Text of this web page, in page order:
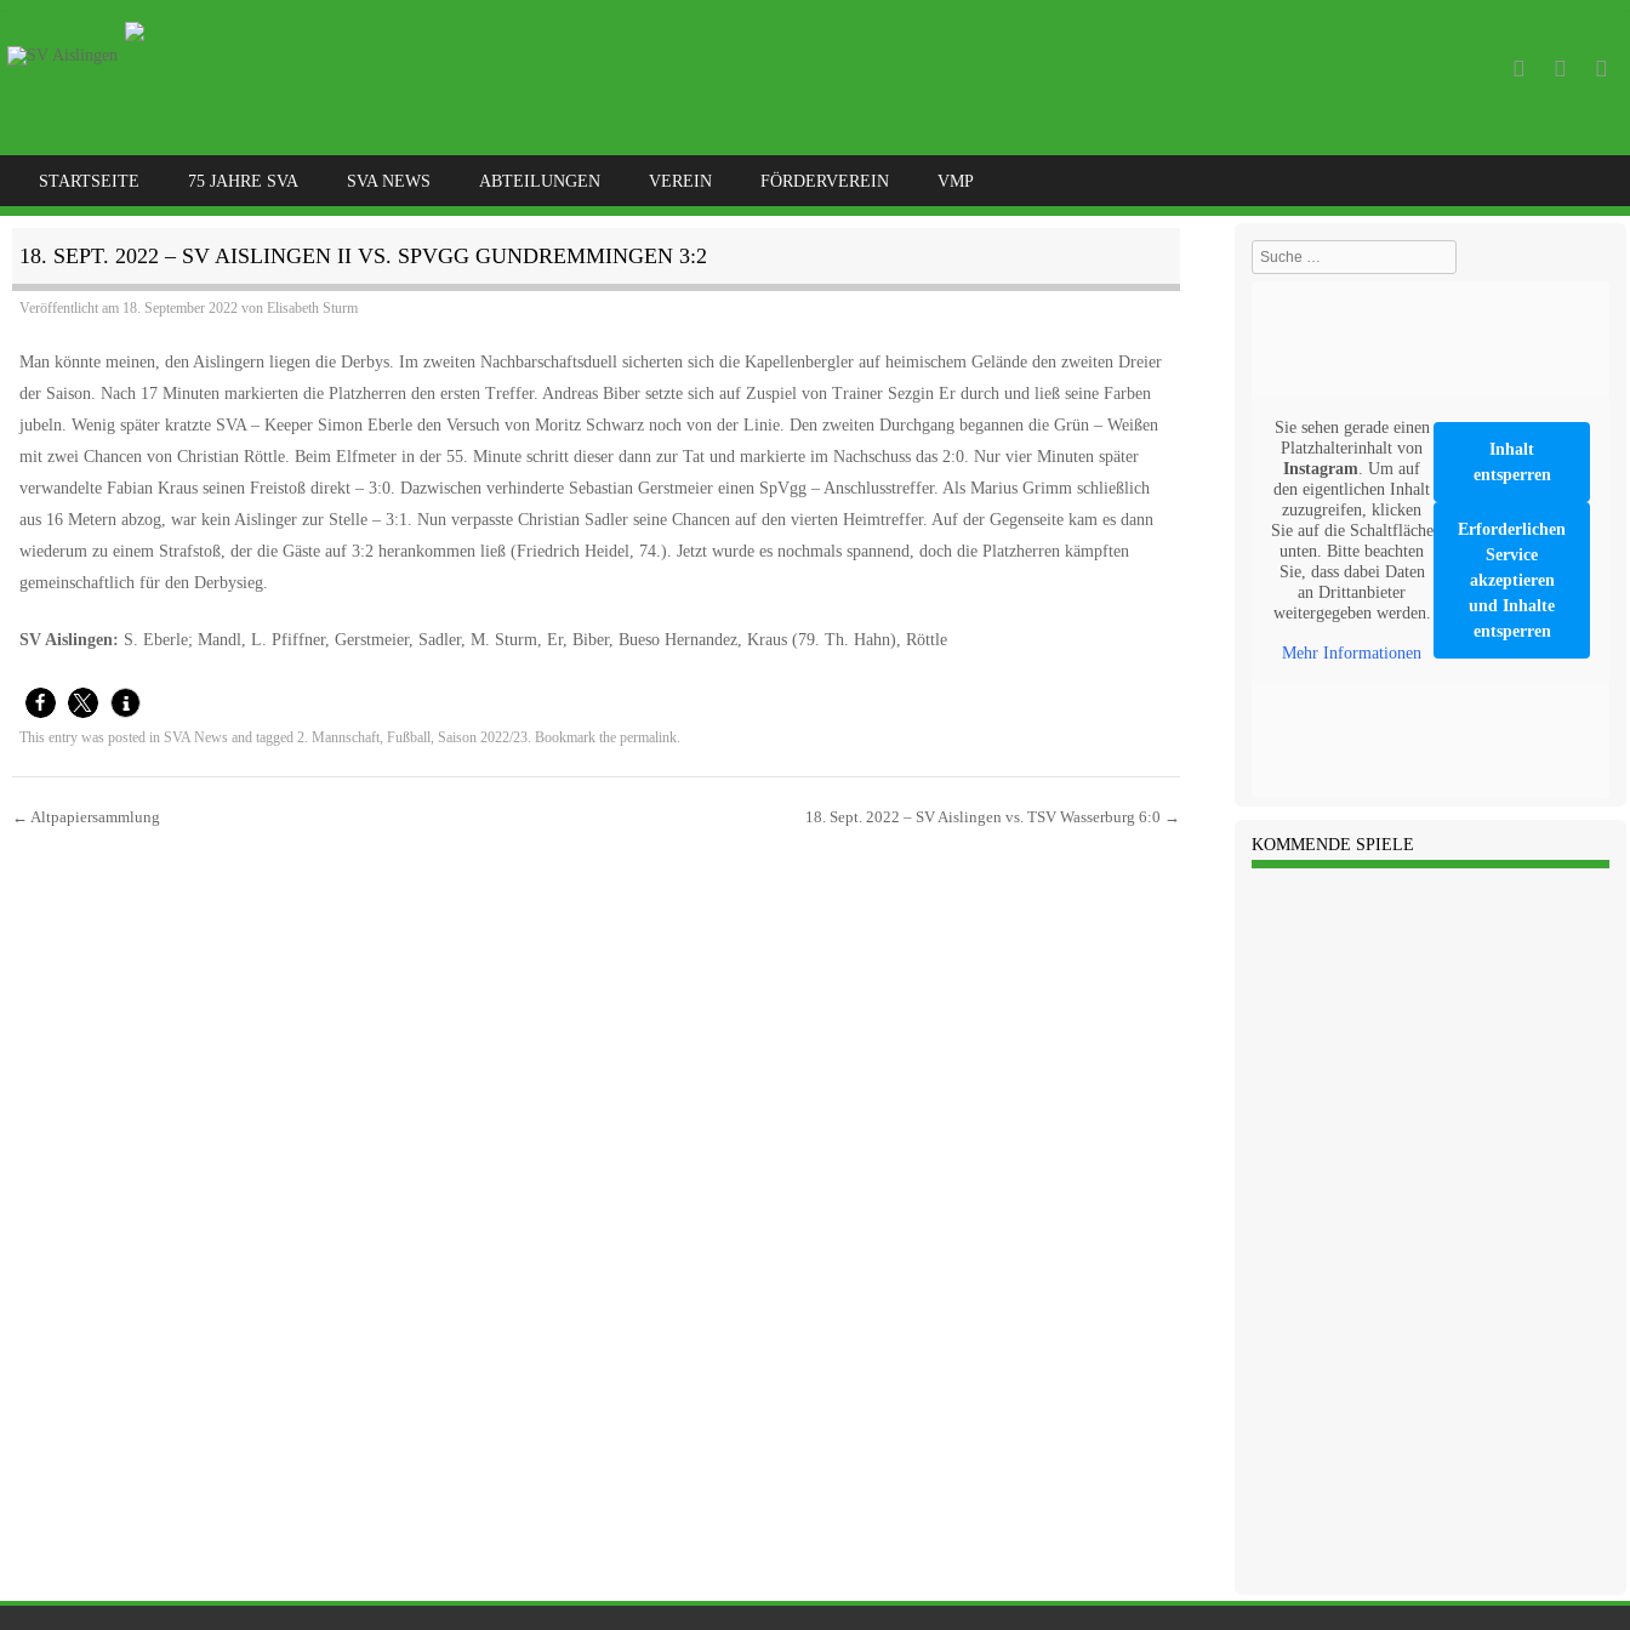
MENÜ
SKIP TO CONTENT
STARTSEITE 75 JAHRE SVA SVA NEWS ABTEILUNGEN VEREIN FÖRDERVEREIN VMP
18. SEPT. 2022 – SV AISLINGEN II VS. SPVGG GUNDREMMINGEN 3:2
Veröffentlicht am 18. September 2022 von Elisabeth Sturm
Man könnte meinen, den Aislingern liegen die Derbys. Im zweiten Nachbarschaftsduell sicherten sich die Kapellenbergler auf heimischem Gelände den zweiten Dreier
der Saison. Nach 17 Minuten markierten die Platzherren den ersten Treffer. Andreas Biber setzte sich auf Zuspiel von Trainer Sezgin Er durch und ließ seine Farben
jubeln. Wenig später kratzte SVA – Keeper Simon Eberle den Versuch von Moritz Schwarz noch von der Linie. Den zweiten Durchgang begannen die Grün – Weißen
mit zwei Chancen von Christian Röttle. Beim Elfmeter in der 55. Minute schritt dieser dann zur Tat und markierte im Nachschuss das 2:0. Nur vier Minuten später
verwandelte Fabian Kraus seinen Freistoß direkt – 3:0. Dazwischen verhinderte Sebastian Gerstmeier einen SpVgg – Anschlusstreffer. Als Marius Grimm schließlich
aus 16 Metern abzog, war kein Aislinger zur Stelle – 3:1. Nun verpasste Christian Sadler seine Chancen auf den vierten Heimtreffer. Auf der Gegenseite kam es dann
wiederum zu einem Strafstoß, der die Gäste auf 3:2 herankommen ließ (Friedrich Heidel, 74.). Jetzt wurde es nochmals spannend, doch die Platzherren kämpften
gemeinschaftlich für den Derbysieg.
SV Aislingen: S. Eberle; Mandl, L. Pfiffner, Gerstmeier, Sadler, M. Sturm, Er, Biber, Bueso Hernandez, Kraus (79. Th. Hahn), Röttle
This entry was posted in SVA News and tagged 2. Mannschaft, Fußball, Saison 2022/23. Bookmark the permalink.
← Altpapiersammlung 18. Sept. 2022 – SV Aislingen vs. TSV Wasserburg 6:0 →
Suche
Sie sehen gerade einen
Platzhalterinhalt von
Instagram . Um auf
den eigentlichen Inhalt
zuzugreifen, klicken
Sie auf die Schaltfläche
unten. Bitte beachten
Sie, dass dabei Daten
an Drittanbieter
weitergegeben werden.
Mehr Informationen
Inhalt
entsperren
Erforderlichen
Service
akzeptieren
und Inhalte
entsperren
KOMMENDE SPIELE